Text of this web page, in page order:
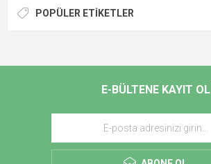
POPÜLER ETIKETLER
E-BÜLTENE KAYIT OL